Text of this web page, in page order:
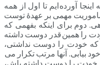
آورده ایم تا اول از همه
ماموریت مهمی بر عهدۀ توست
دوم برای اینکه بفهمی که
را همین قدر دوست داشته
که خودت را دوست نداشتی،
بیابی. آنها مرتب تکرار می